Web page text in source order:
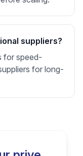
suppliers?
for speed-
for long-